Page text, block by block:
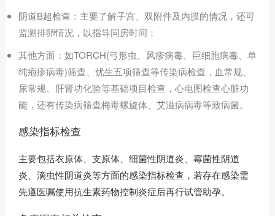
阴道B超检查：主要了解子宫、双附件及内膜的情况，还可
监测排卵情况，以指导同房时间；
其他方面：如TORCH(弓形虫、风疹病毒、巨细胞病毒、单
纯疱疹病毒)筛查、优生五项筛查等传染病检查，血常规、
尿常规、肝肾功化验等基础项目检查，心电图检查心脏功
能，还有传染病筛查梅毒螺旋体、艾滋病病毒等致病菌。
感染指标检查
主要包括衣原体、支原体、细菌性阴道炎、霉菌性阴道
炎、滴虫性阴道炎等方面的感染指标检查，若存在感染需
先遵医嘱使用抗生素药物控制炎症后再行试管助孕。